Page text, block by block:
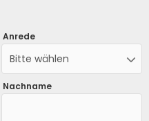
Anrede
Bitte wählen
Nachname